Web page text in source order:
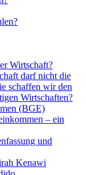
Wirtschaft?
darf nicht die
schaffen wir den
Wirtschaften?
(BGE)
– ein
und
Kenawi